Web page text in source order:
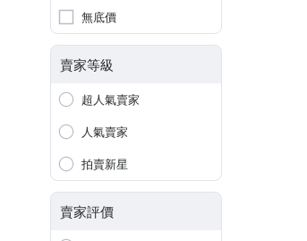
無底價
賣家等級
超人氣賣家
人氣賣家
拍賣新星
賣家評價